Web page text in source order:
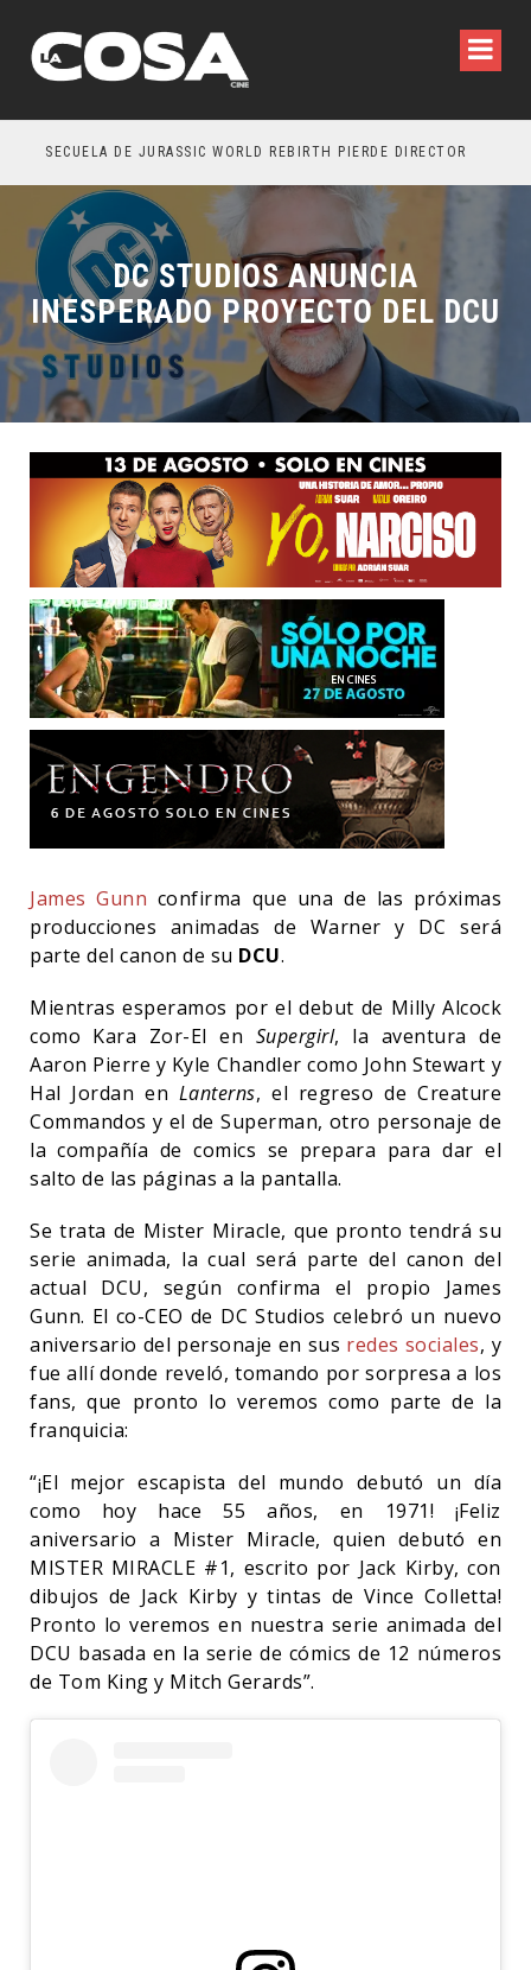
SECUELA DE JURASSIC WORLD REBIRTH PIERDE DIRECTOR
DC STUDIOS ANUNCIA
INESPERADO PROYECTO DEL DCU
James Gunn confirma que una de las próximas
producciones animadas de Warner y DC será
parte del canon de su DCU.
Mientras esperamos por el debut de Milly Alcock
como Kara Zor-El en Supergirl, la aventura de
Aaron Pierre y Kyle Chandler como John Stewart y
Hal Jordan en Lanterns, el regreso de Creature
Commandos y el de Superman, otro personaje de
la compañía de comics se prepara para dar el
salto de las páginas a la pantalla.
Se trata de Mister Miracle, que pronto tendrá su
serie animada, la cual será parte del canon del
actual DCU, según confirma el propio James
Gunn. El co-CEO de DC Studios celebró un nuevo
aniversario del personaje en sus redes sociales, y
fue allí donde reveló, tomando por sorpresa a los
fans, que pronto lo veremos como parte de la
franquicia:
“¡El mejor escapista del mundo debutó un día
como hoy hace 55 años, en 1971! ¡Feliz
aniversario a Mister Miracle, quien debutó en
MISTER MIRACLE #1, escrito por Jack Kirby, con
dibujos de Jack Kirby y tintas de Vince Colletta!
Pronto lo veremos en nuestra serie animada del
DCU basada en la serie de cómics de 12 números
de Tom King y Mitch Gerards”.